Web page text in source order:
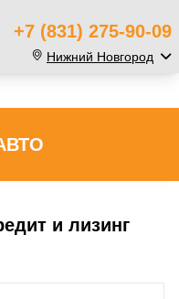
+7 (831) 275-90-09
Нижний Новгород
и лизинг